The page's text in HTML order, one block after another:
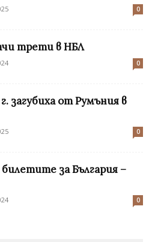
0
трети в НБЛ
0
загубиха от Румъния в
0
за България –
0